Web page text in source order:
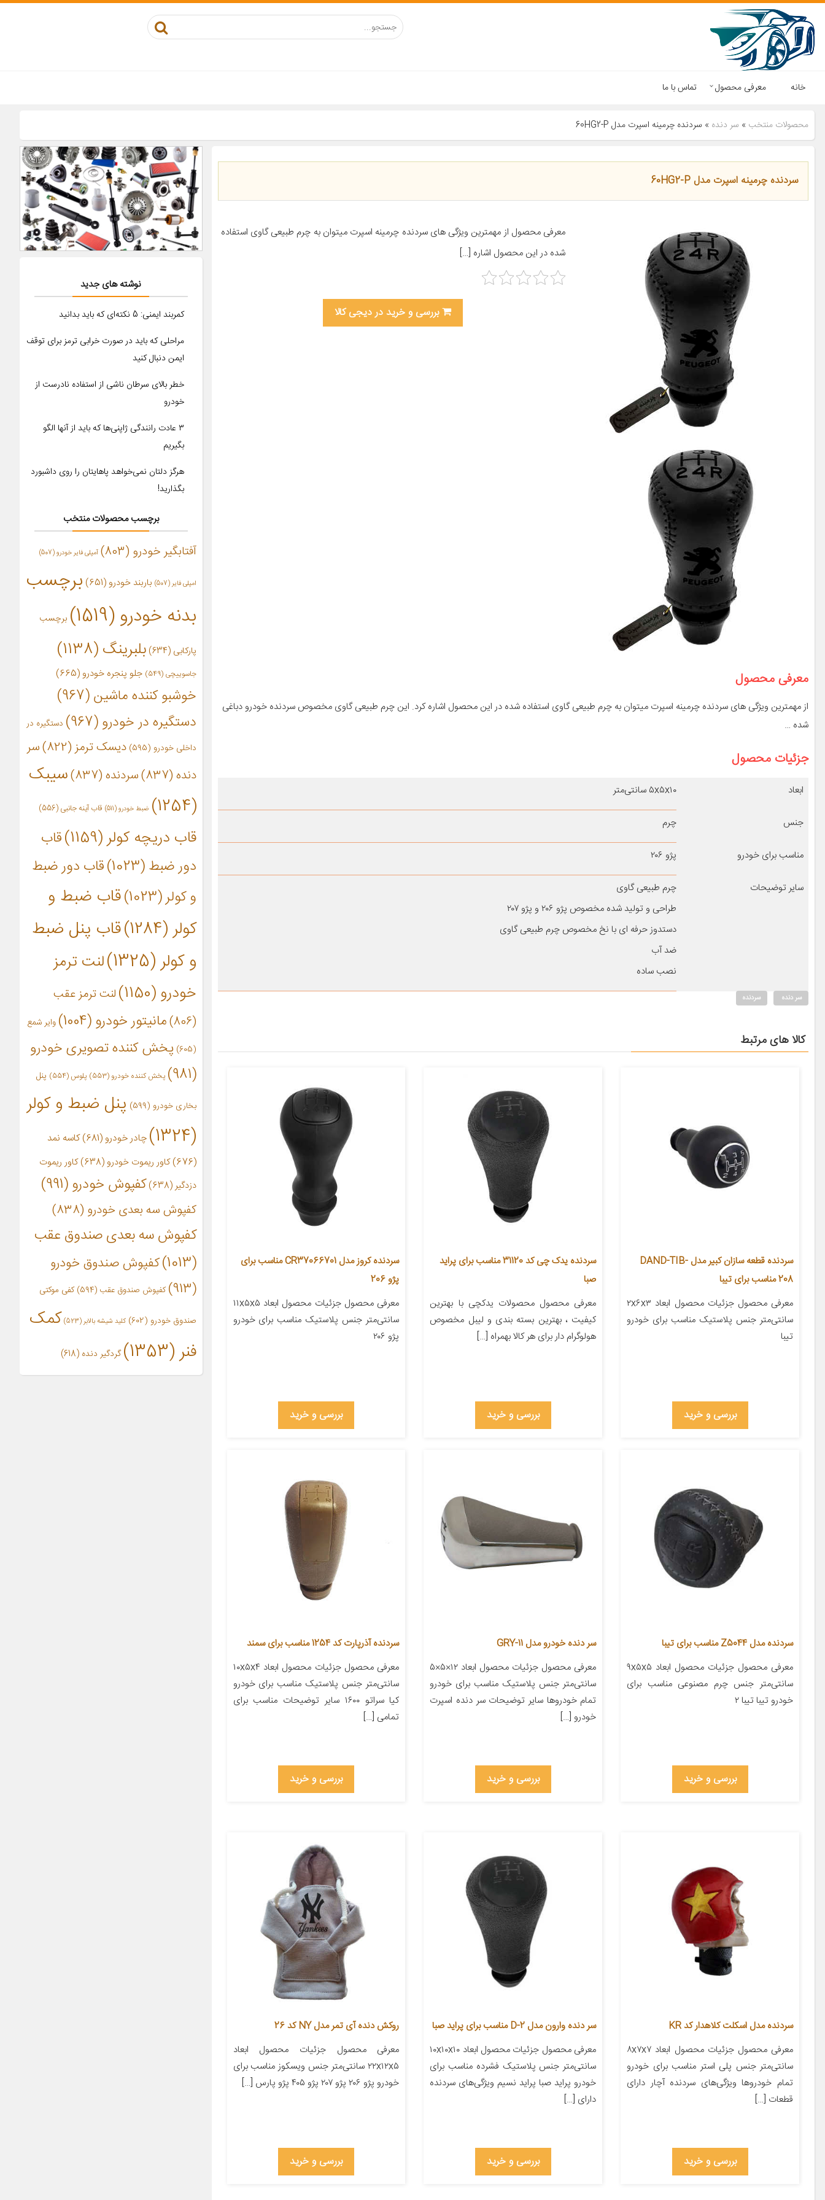
خانه معرفی محصول تماس با ما
محصولات منتخب » سر دنده » سردنده چرمینه اسپرت مدل 60HG2-P
سردنده چرمینه اسپرت مدل 60HG2-P
معرفی محصول از مهمترین ویژگی های سردنده چرمینه اسپرت میتوان به چرم طبیعی گاوی استفاده
شده در این محصول اشاره […]
بررسی و خرید در دیجی کالا
معرفی محصول
از مهمترین ویژگی های سردنده چرمینه اسپرت میتوان به چرم طبیعی گاوی استفاده شده در این محصول اشاره کرد. این چرم طبیعی گاوی مخصوص سردنده خودرو دباغی
شده …
جزئیات محصول
ابعاد ۵x۵x۱۰ سانتی‌متر
جنس چرم
مناسب برای خودرو پژو ۲۰۶
سایر توضیحات
چرم طبیعی گاوی
طراحی و تولید شده مخصوص پژو ۲۰۶ و پژو ۲۰۷
دستدوز حرفه ای با نخ مخصوص چرم طبیعی گاوی
ضد آب
نصب ساده
سر دنده سردنده
کالا های مرتبط
سردنده قطعه سازان کبیر مدل DAND-TIB-
208 مناسب برای تیبا
معرفی محصول جزئیات محصول ابعاد ۲x۶x۳
سانتی‌متر جنس پلاستیک مناسب برای خودرو
تیبا
بررسی و خرید
سردنده یدک چی کد 31120 مناسب برای پراید
صبا
معرفی محصول محصولات یدکچی با بهترین
کیفیت ، بهترین بسته بندی و لیبل مخصوص
هولوگرام دار برای هر کالا بهمراه […]
بررسی و خرید
سردنده کروز مدل CR37066701 مناسب برای
پژو 206
معرفی محصول جزئیات محصول ابعاد ۱۱x۵x۵
سانتی‌متر جنس پلاستیک مناسب برای خودرو
پژو ۲۰۶
بررسی و خرید
سردنده مدل Z5044 مناسب برای تیبا
معرفی محصول جزئیات محصول ابعاد ۹x۵x۵
سانتی‌متر جنس چرم مصنوعی مناسب برای
خودرو تیبا تیبا ۲
بررسی و خرید
سر دنده خودرو مدل GRY-11
معرفی محصول جزئیات محصول ابعاد ۱۲×۵×۵
سانتی‌متر جنس پلاستیک مناسب برای خودرو
تمام خودروها سایر توضیحات سر دنده اسپرت
خودرو […]
بررسی و خرید
سردنده آذرپارت کد 1254 مناسب برای سمند
معرفی محصول جزئیات محصول ابعاد ۱۰x۵x۴
سانتی‌متر جنس پلاستیک مناسب برای خودرو
کیا سراتو ۱۶۰۰ سایر توضیحات مناسب برای
تمامی […]
بررسی و خرید
سردنده مدل اسکلت کلاهدار کد KR
معرفی محصول جزئیات محصول ابعاد ۸x۷x۷
سانتی‌متر جنس پلی استر مناسب برای خودرو
تمام خودروها ویژگی‌های سردنده آچار دارای
قطعات […]
بررسی و خرید
سر دنده وارون مدل D-2 مناسب برای پراید صبا
معرفی محصول جزئیات محصول ابعاد ۱۰x۱۰x۱۰
سانتی‌متر جنس پلاستیک فشرده مناسب برای
خودرو پراید صبا پراید نسیم ویژگی‌های سردنده
دارای […]
بررسی و خرید
روکش دنده آی تمر مدل NY کد 26
معرفی محصول جزئیات محصول ابعاد
۲۲x۱۲x۵ سانتی‌متر جنس ویسکوز مناسب برای
خودرو پژو ۲۰۶ پژو ۲۰۷ پژو ۴۰۵ پژو پارس […]
بررسی و خرید
نوشته های جدید
کمربند ایمنی: 5 نکته‌ای که باید بدانید
مراحلی که باید در صورت خرابی ترمز برای توقف
ایمن دنبال کنید
خطر بالای سرطان ناشی از استفاده نادرست از
خودرو
۳ عادت رانندگی ژاپنی‌ها که باید از آنها الگو
بگیریم
هرگز دلتان نمی‌خواهد پاهایتان را روی داشبورد
بگذارید!
برچسب محصولات منتخب
آفتابگیر خودرو (803) آمپلی فایر خودرو(507)
امپلی فایر (507) باربند خودرو(651)
برچسب
بدنه خودرو(1519) برچسب
پارکابی (634) بلبرینگ(1138)
جاسوییچی (549) جلو پنجره خودرو (665)
خوشبو کننده ماشین(967)
دستگیره در خودرو(967)
دستگیره در
داخلی خودرو (595) دیسک ترمز(822)
سر
دنده(837) سردنده(837)
سیبک
(1254)
ضبط خودرو(511) قاب آینه جانبی (556)
قاب دریچه کولر(1159)
قاب
دور ضبط(1023)
قاب دور ضبط
و کولر(1023)
قاب ضبط و
کولر(1284)
قاب پنل ضبط
و کولر(1325)
لنت ترمز
خودرو(1150)
لنت ترمز عقب
(806)
مانیتور خودرو(1004)
وایر شمع
(605)
پخش کننده تصویری خودرو
(981)
پخش کننده خودرو(553) پلوس(554) پنل
بخاری خودرو (599)
پنل ضبط و کولر
(1324)
چادر خودرو (681)
کاسه نمد
(676)
کاور ریموت خودرو(638)
کاور ریموت
دزدگیر(638) کفپوش خودرو(991)
کفپوش سه بعدی خودرو (838)
کفپوش سه بعدی صندوق عقب
(1013)
کفپوش صندوق خودرو
(913)
کفپوش صندوق عقب (594) کفی موکتی
صندوق خودرو (602) کلید شیشه بالابر(523)
کمک
فنر(1353) گردگیر دنده (618)